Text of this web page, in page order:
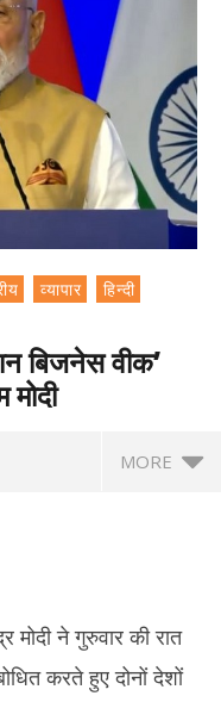
व्यापार हिन्दी
बिजनेस वीक’
MORE
मोदी ने गुरुवार की रात
करते हुए दोनों देशों